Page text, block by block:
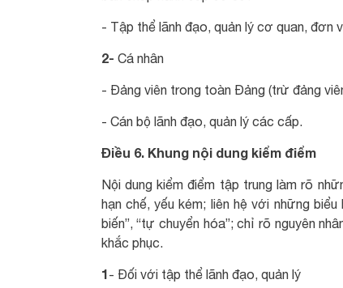
- Tập thể lãnh đạo, quản lý cơ quan, đơn
2- Cá nhân
- Đảng viên trong toàn Đảng (trừ đảng
- Cán bộ lãnh đạo, quản lý các cấp.
Điều 6. Khung nội dung kiểm điểm
Nội dung kiểm điểm tập trung làm rõ
hạn chế, yếu kém; liên hệ với những
biến”, “tự chuyển hóa”; chỉ rõ nguyên
khắc phục.
1- Đối với tập thể lãnh đạo, quản lý